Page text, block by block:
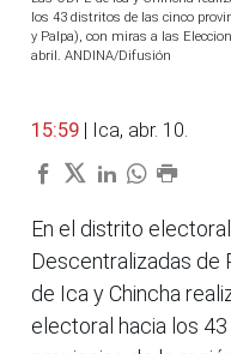
los 43 distritos de las cinco
y Palpa), con miras a las
abril. ANDINA/Difusión
15:59 | Ica, abr. 10.
En el distrito
Descentralizadas de
de Ica y Chincha
electoral hacia los